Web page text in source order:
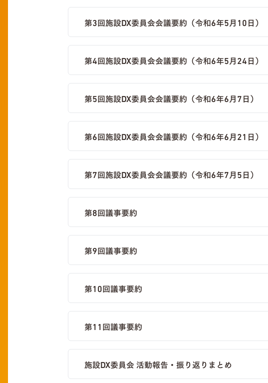
第3回施設DX委員会会議要約（令和6年5月10日）
第4回施設DX委員会会議要約（令和6年5月24日）
第5回施設DX委員会会議要約（令和6年6月7日）
第6回施設DX委員会会議要約（令和6年6月21日）
第7回施設DX委員会会議要約（令和6年7月5日）
第8回議事要約
第9回議事要約
第10回議事要約
第11回議事要約
施設DX委員会 活動報告・振り返りまとめ